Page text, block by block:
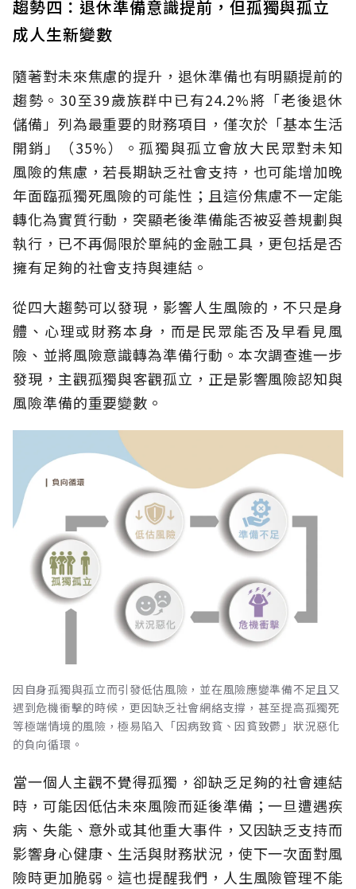
趨勢四：退休準備意識提前，但孤獨與孤立
成人生新變數
隨著對未來焦慮的提升，退休準備也有明顯提前的
趨勢。30至39歲族群中已有24.2%將「老後退休
儲備」列為最重要的財務項目，僅次於「基本生活
開銷」（35%）。孤獨與孤立會放大民眾對未知
風險的焦慮，若長期缺乏社會支持，也可能增加晚
年面臨孤獨死風險的可能性；且這份焦慮不一定能
轉化為實質行動，突顯老後準備能否被妥善規劃與
執行，已不再侷限於單純的金融工具，更包括是否
擁有足夠的社會支持與連結。
從四大趨勢可以發現，影響人生風險的，不只是身
體、心理或財務本身，而是民眾能否及早看見風
險、並將風險意識轉為準備行動。本次調查進一步
發現，主觀孤獨與客觀孤立，正是影響風險認知與
風險準備的重要變數。
因自身孤獨與孤立而引發低估風險，並在風險應變準備不足且又
遇到危機衝擊的時候，更因缺乏社會網絡支撐，甚至提高孤獨死
等極端情境的風險，極易陷入「因病致貧、因貧致鬱」狀況惡化
的負向循環。
當一個人主觀不覺得孤獨，卻缺乏足夠的社會連結
時，可能因低估未來風險而延後準備；一旦遭遇疾
病、失能、意外或其他重大事件，又因缺乏支持而
影響身心健康、生活與財務狀況，使下一次面對風
險時更加脆弱。這也提醒我們，人生風險管理不能